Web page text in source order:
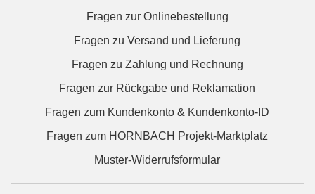
Fragen zur Onlinebestellung
Fragen zu Versand und Lieferung
Fragen zu Zahlung und Rechnung
Fragen zur Rückgabe und Reklamation
Fragen zum Kundenkonto & Kundenkonto-ID
Fragen zum HORNBACH Projekt-Marktplatz
Muster-Widerrufsformular